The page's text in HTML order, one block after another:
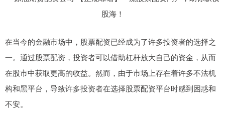
在当今的金融市场中，股票配资已经成为了许多投资者的选择之
一。通过股票配资，投资者可以借助杠杆放大自己的资金，从而
在股市中获取更高的收益。然而，由于市场上存在着许多不法机
构和黑平台，导致许多投资者在选择股票配资平台时感到困惑和
不安。